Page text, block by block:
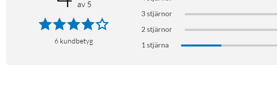
Upp till 11 dagars batteritid
Body Battery för insikt kring aktivitet och återhämtning
av 5
6 kundbetyg
3 stjärnor
2 stjärnor
1 stjärna